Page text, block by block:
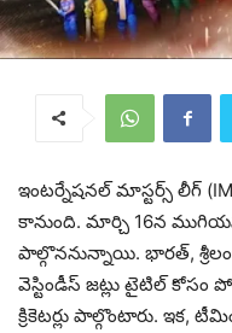
ఇంటర్నేషనల్ మాస్టర్స్ లీగ్
కానుంది. మార్చి 16న
పాల్గొననున్నాయి. భారత్,
వెస్టిండీస్ జట్లు టైటిల్
క్రికెటర్లు పాల్గొంటారు. ఇక,